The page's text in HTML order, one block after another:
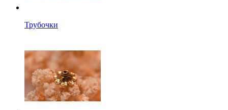
Трубочки